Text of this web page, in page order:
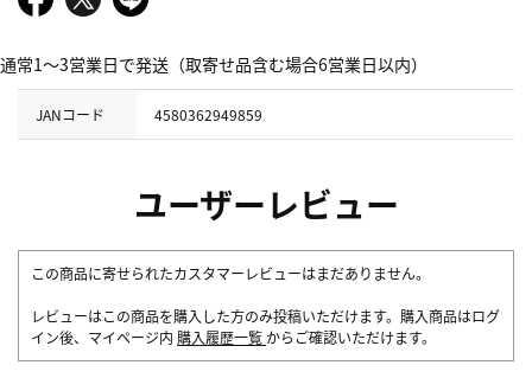
通常1～3営業日で発送（取寄せ品含む場合6営業日以内）
JANコード 4580362949859
ユーザーレビュー
この商品に寄せられたカスタマーレビューはまだありません。
レビューはこの商品を購入した方のみ投稿いただけます。購入商品はログ
イン後、マイページ内 購入履歴一覧 からご確認いただけます。